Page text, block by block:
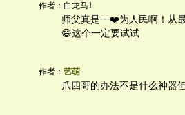
作者：白龙马1
师父真是一❤️为人民啊！从
😄这个一定要试试
作者： 艺萌
爪四哥的办法不是什么神器